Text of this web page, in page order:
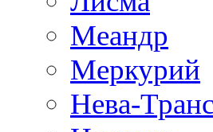
Меандр
Меркурий
Нева-